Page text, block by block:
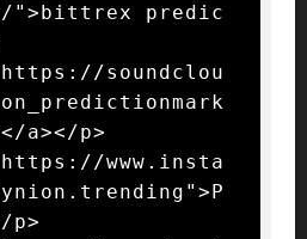
">bittrex predic
soundclou
a></p>
www.insta
p>